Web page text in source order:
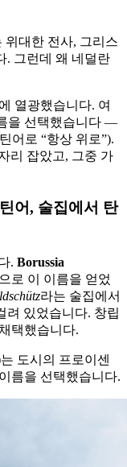
위대한 전사, 그리스
. 그런데 왜 네덜란
열광했습니다. 여
을 선택했습니다 —
어로 “항상 위로”).
리 잡았고, 그중 가
어, 술집에서 탄
. Borussia
로 이 이름을 얻었
라는 술집에서
려 있었습니다. 창립
택했습니다.
도시의 프로이센
름을 선택했습니다.